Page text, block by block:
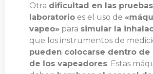
Otra dificultad en las
laboratorio es el uso de
vapeo» para simular la
que los instrumentos de
pueden colocarse dentro de
de los vapeadores. Estas